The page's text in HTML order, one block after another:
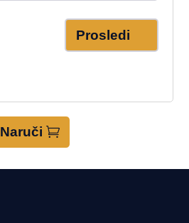
Prosledi
Naruči